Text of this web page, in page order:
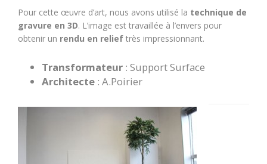
Pour cette œuvre d’art, nous avons utilisé la technique de
gravure en 3D. L’image est travaillée à l’envers pour
obtenir un rendu en relief très impressionnant.
Transformateur : Support Surface
Architecte : A.Poirier